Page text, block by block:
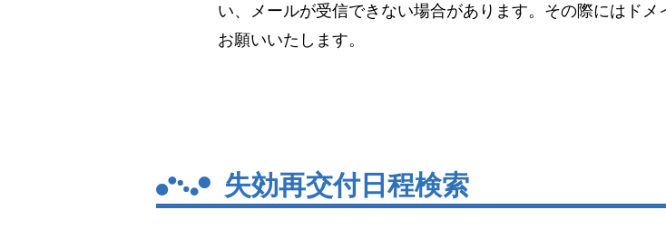
い、メールが受信できない場合があります。その際にはド
お願いいたします。
失効再交付日程検索